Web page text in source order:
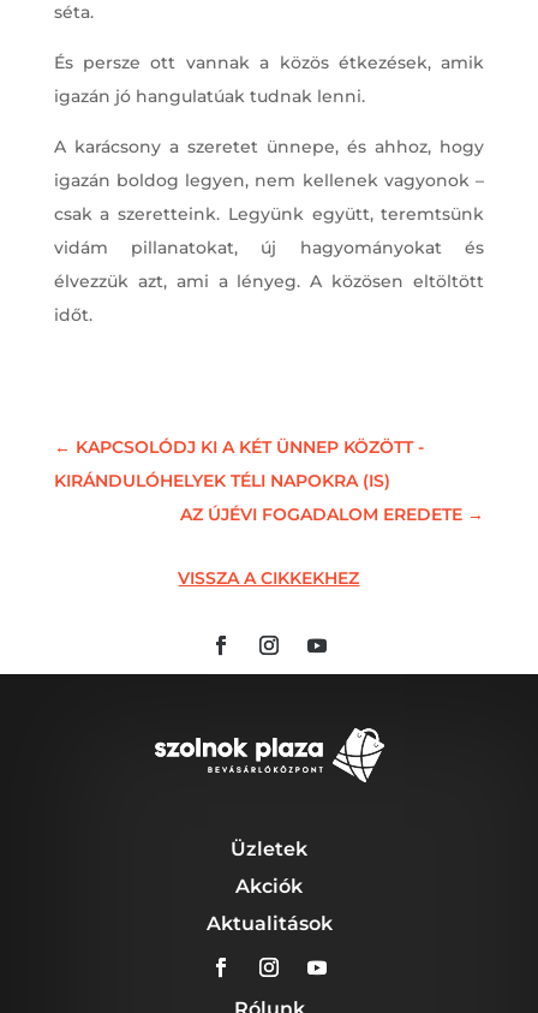
séta.
És persze ott vannak a közös étkezések, amik
igazán jó hangulatúak tudnak lenni.
A karácsony a szeretet ünnepe, és ahhoz, hogy
igazán boldog legyen, nem kellenek vagyonok –
csak a szeretteink. Legyünk együtt, teremtsünk
vidám pillanatokat, új hagyományokat és
élvezzük azt, ami a lényeg. A közösen eltöltött
időt.
← KAPCSOLÓDJ KI A KÉT ÜNNEP KÖZÖTT -
KIRÁNDULÓHELYEK TÉLI NAPOKRA (IS)
AZ ÚJÉVI FOGADALOM EREDETE →
VISSZA A CIKKEKHEZ
Üzletek
Akciók
Aktualitások